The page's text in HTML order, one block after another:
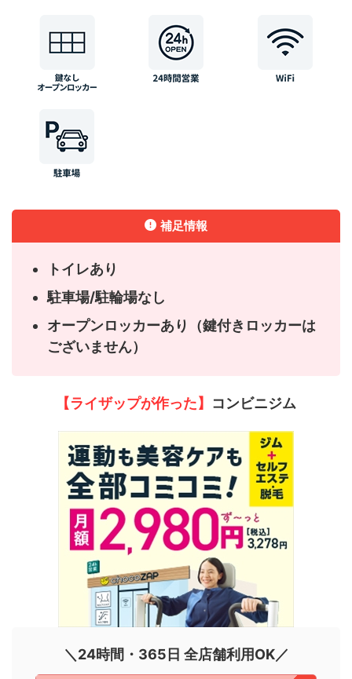
補足情報
トイレあり
駐車場/駐輪場なし
オープンロッカーあり（鍵付きロッカーは
ございません）
【ライザップが作った】 コンビニジム
＼24時間・365日 全店舗利用OK／